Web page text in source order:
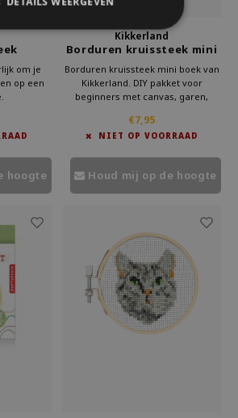
om je
op een
creatief
hoogte
Kikkerland
Borduren kruissteek mini
boek
Borduren kruissteek mini boek van
Kikkerland. DIY pakket voor
beginners met canvas, garen,
cadeau voor boekenliefhebbers of
als creatief project. Bestel bij Kado
€7,95
NIET OP VOORRAAD
Houd mij op de hoogte